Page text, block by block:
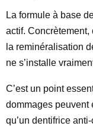
La formule à base
actif. Concrètement,
la reminéralisation
ne s’installe
C’est un point
dommages peuvent
qu’un dentifrice